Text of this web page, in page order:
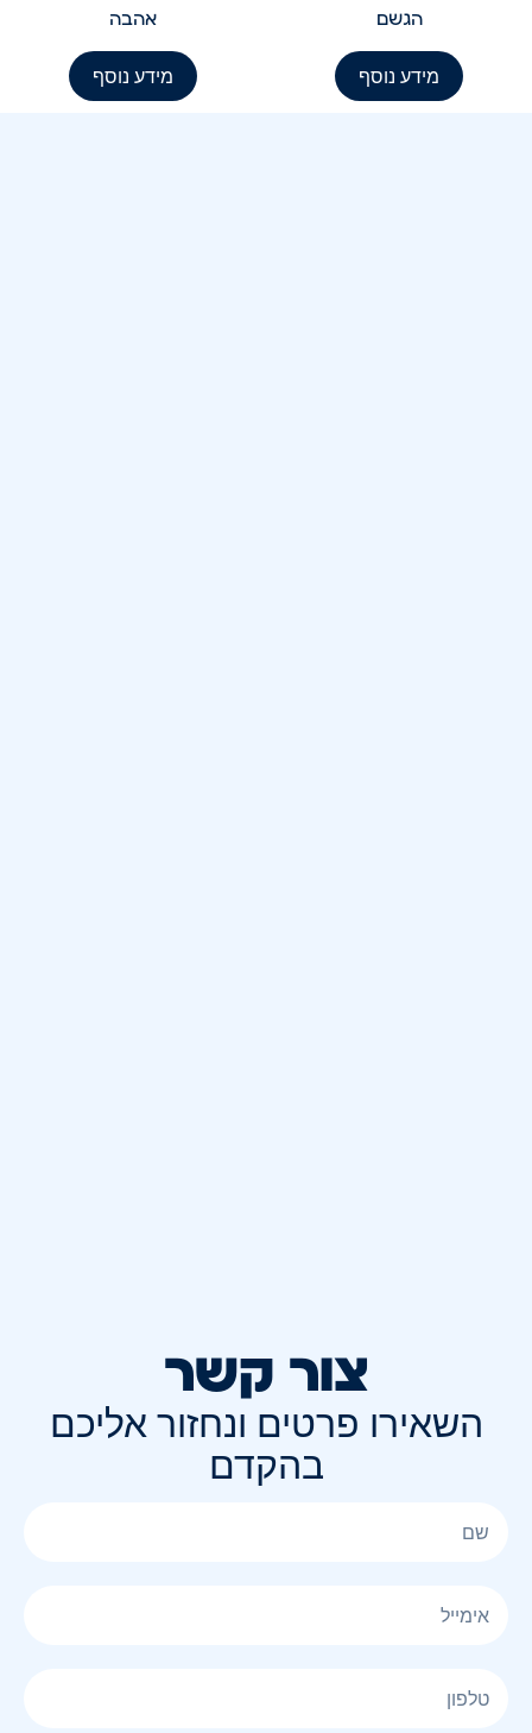
הגשם
מידע נוסף
אהבה
מידע נוסף
צור קשר
השאירו פרטים ונחזור אליכם
בהקדם